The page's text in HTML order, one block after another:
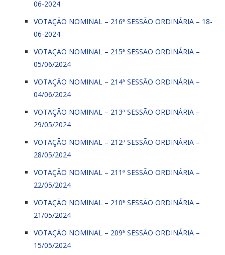
06-2024
VOTAÇÃO NOMINAL – 216ª SESSÃO ORDINÁRIA – 18-
06-2024
VOTAÇÃO NOMINAL – 215ª SESSÃO ORDINÁRIA –
05/06/2024
VOTAÇÃO NOMINAL – 214ª SESSÃO ORDINÁRIA –
04/06/2024
VOTAÇÃO NOMINAL – 213ª SESSÃO ORDINÁRIA –
29/05/2024
VOTAÇÃO NOMINAL – 212ª SESSÃO ORDINÁRIA –
28/05/2024
VOTAÇÃO NOMINAL – 211ª SESSÃO ORDINÁRIA –
22/05/2024
VOTAÇÃO NOMINAL – 210ª SESSÃO ORDINÁRIA –
21/05/2024
VOTAÇÃO NOMINAL – 209ª SESSÃO ORDINÁRIA –
15/05/2024